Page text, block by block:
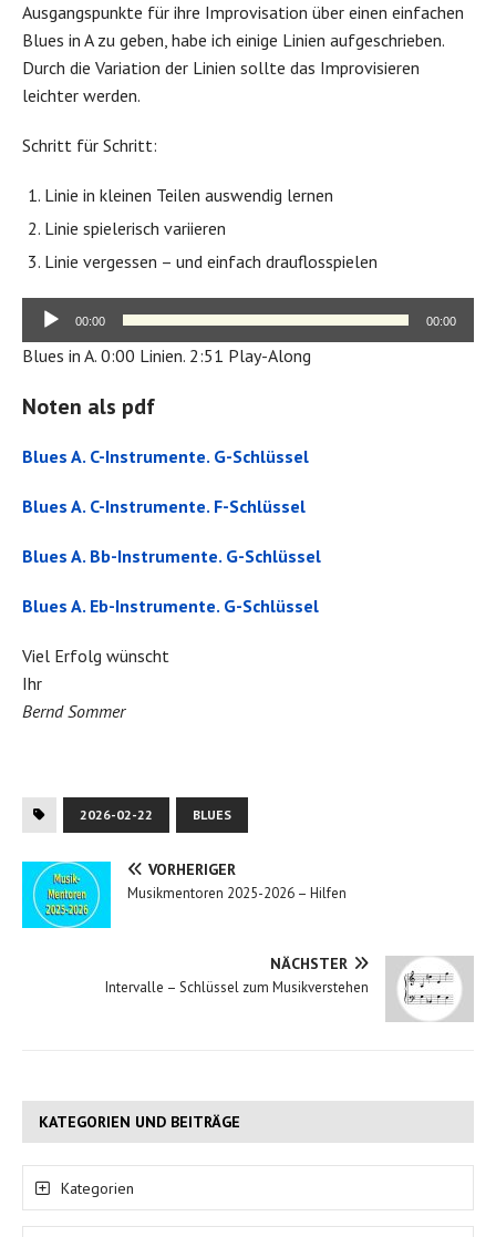
Ausgangspunkte für ihre Improvisation über einen einfachen
Blues in A zu geben, habe ich einige Linien aufgeschrieben.
Durch die Variation der Linien sollte das Improvisieren
leichter werden.
Schritt für Schritt:
Linie in kleinen Teilen auswendig lernen
Linie spielerisch variieren
Linie vergessen – und einfach drauflosspielen
Audio-
Player
00:00 00:00
Blues in A. 0:00 Linien. 2:51 Play-Along
Noten als pdf
Blues A. C-Instrumente. G-Schlüssel
Blues A. C-Instrumente. F-Schlüssel
Blues A. Bb-Instrumente. G-Schlüssel
Blues A. Eb-Instrumente. G-Schlüssel
Viel Erfolg wünscht
Ihr
Bernd Sommer
2026-02-22 BLUES
VORHERIGER
Musikmentoren 2025-2026 – Hilfen
NÄCHSTER
Intervalle – Schlüssel zum Musikverstehen
KATEGORIEN UND BEITRÄGE
Kategorien